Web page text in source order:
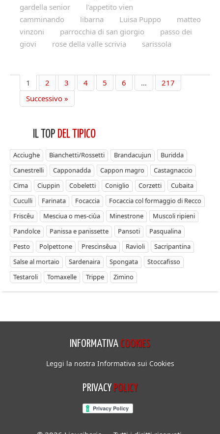
gardella senior
l'appetito vien
camminando
libarna Luisa Puppo
matteo
vinzoni
parrocchia di san giorgio
passo dei
giovi
rose della valle scrivia sarissola
1 2 3 4 5 6 …
217
Successivo »
IL TOP DEL TIPICO
Acciughe Bianchetti/Rossetti Brandacujun
Buridda
Canestrelli
Capponadda Cappon magro
Castagnaccio
Cima
Ciuppin Cobeletti Coniglio Corzetti
Cubaita
Cuculli
Farinata Focaccia
Focaccia col formaggio di Recco
Friscêu
Mesciua o mes-ciùa Minestrone
Muscoli ripieni
Pandolce
Panissa e panissette Pansoti
Pasqualina
Pesto
Polpettone Prescinsêua Ravioli
Sacripantina
Salse al mortaio
Sardenaira Spongata
Stoccafisso
Testaroli
Tomaxelle Trippe Zimino
INFORMATIVA COOKIES
Leggi la nostra Informativa sui Cookies
PRIVACY POLICY